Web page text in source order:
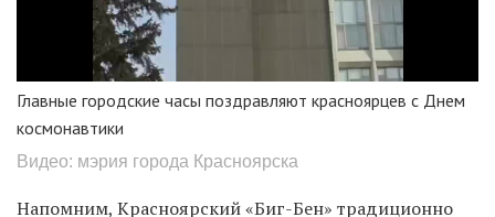
Главные городские часы поздравляют красноярцев с Днем
космонавтики
Видео: мэрия города Красноярска
Напомним, Красноярский «Биг-Бен» традиционно